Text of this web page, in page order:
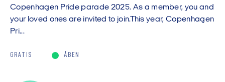
Copenhagen Pride parade 2025. As a member, you and
your loved ones are invited to join.This year, Copenhagen
Pri...
GRATIS ÅBEN